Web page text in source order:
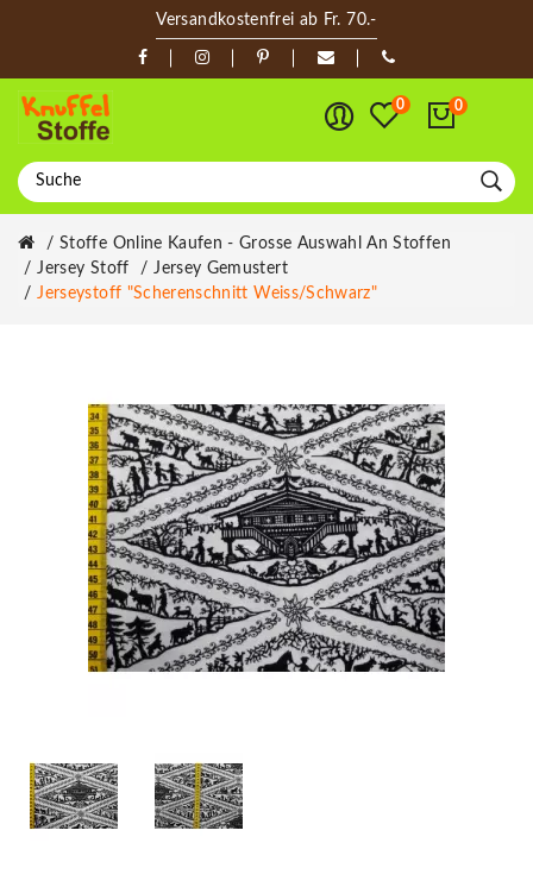
Versandkostenfrei ab Fr. 70.-
0 0
Stoffe Online Kaufen - Grosse Auswahl An Stoffen
Jersey Stoff
Jersey Gemustert
Jerseystoff "Scherenschnitt Weiss/schwarz"